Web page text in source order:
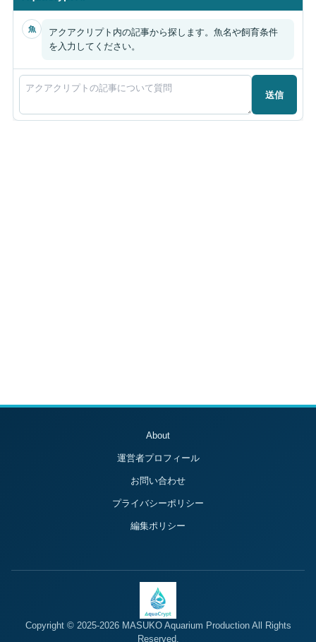
魚
アクアクリプト内の記事から探します。魚名や飼育条件
を入力してください。
送信
About
運営者プロフィール
お問い合わせ
プライバシーポリシー
編集ポリシー
Copyright © 2025-2026 MASUKO Aquarium Production All Rights
Reserved.